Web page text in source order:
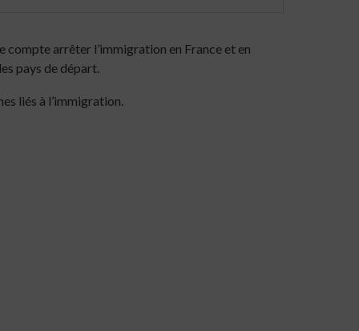
arrêter l’immigration en France et en
pays de départ.
liés à l’immigration.